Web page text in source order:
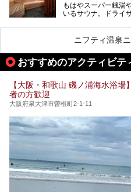
ケやボウリングとい
で“遊び+癒し”の一
処にいたるまで魅力
大規模リニューアル
オープンイベントに
もはやスーパー銭湯
いるサウナ。ドライ
ペース、ロウリュウ
が充実した施設も多
今回はそんなサウナ
泉・銭湯・スパを30
ニフティ温泉
おすすめのアクティビテ
【大阪・和歌山 磯ノ浦海水浴
者の方歓迎
大阪府泉大津市曽根町2-1-11